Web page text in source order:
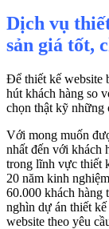
Dịch vụ
sản giá tốt,
Để thiết kế website
hút khách hàng so
chọn thật kỹ những
Với mong muốn
nhất đến với khách
trong lĩnh vực thiết
20 năm kinh
60.000 khách hàng
nghìn dự án thiết
website theo yêu